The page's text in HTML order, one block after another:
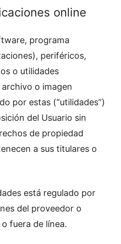
online
programa
periféricos,
o utilidades
o imagen
por estas (“utilidades”)
del Usuario sin
de propiedad
a sus titulares o
está regulado por
del proveedor o
fuera de línea.